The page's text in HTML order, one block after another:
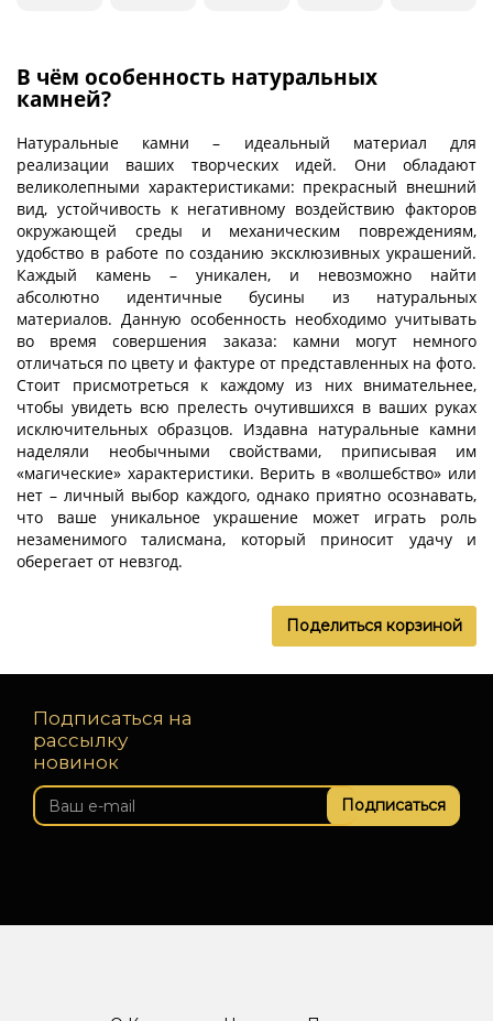
В чём особенность натуральных
камней?
Натуральные камни – идеальный материал для
реализации ваших творческих идей. Они обладают
великолепными характеристиками: прекрасный внешний
вид, устойчивость к негативному воздействию факторов
окружающей среды и механическим повреждениям,
удобство в работе по созданию эксклюзивных украшений.
Каждый камень – уникален, и невозможно найти
абсолютно идентичные бусины из натуральных
материалов. Данную особенность необходимо учитывать
во время совершения заказа: камни могут немного
отличаться по цвету и фактуре от представленных на фото.
Стоит присмотреться к каждому из них внимательнее,
чтобы увидеть всю прелесть очутившихся в ваших руках
исключительных образцов. Издавна натуральные камни
наделяли необычными свойствами, приписывая им
«магические» характеристики. Верить в «волшебство» или
нет – личный выбор каждого, однако приятно осознавать,
что ваше уникальное украшение может играть роль
незаменимого талисмана, который приносит удачу и
оберегает от невзгод.
Поделиться корзиной
Подписаться на
рассылку
новинок
Подписаться